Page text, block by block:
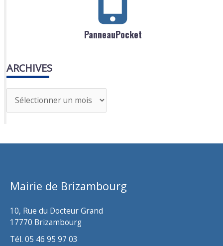
PanneauPocket
ARCHIVES
r
h
Mairie de Brizambourg
10, Rue du Docteur Grand
17770 Brizambourg
Tél. 05 46 95 97 03